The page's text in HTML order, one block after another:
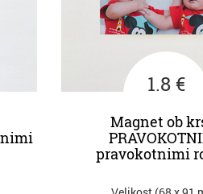
1.8 €
Magnet ob
pravokotnimi